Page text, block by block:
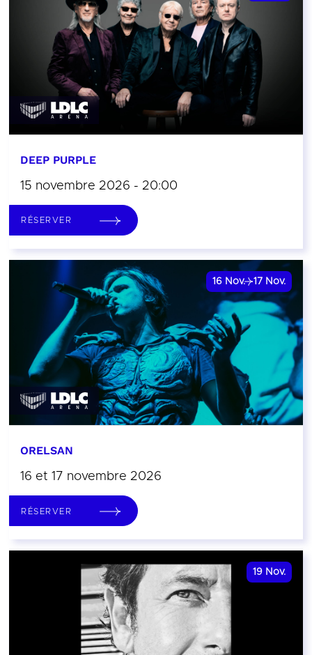
DEEP PURPLE
15 novembre 2026 - 20:00
RÉSERVER
16 Nov. 17 Nov.
ORELSAN
16 et 17 novembre 2026
RÉSERVER
19 Nov.